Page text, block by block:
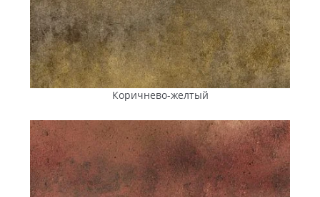
Ассортимент продукции.В линейке «Энифем»
представлены коллекции с разной геометрией,
толщинойицветами, что позволяет подобрать
вариант под любые задачи и дизайнерские
концепции.
Заказ без посредников.Приобретаяплиткус
, вы получаете качественный материал по
Для крупных партий действуют индивидуальные
условия и выгодные оптовые скидки.
Консультация и сопровождение заказа.
Специалисты
компании помогают подобрать
необходимые параметры плиткии рассчитать
Коричнево-желтый